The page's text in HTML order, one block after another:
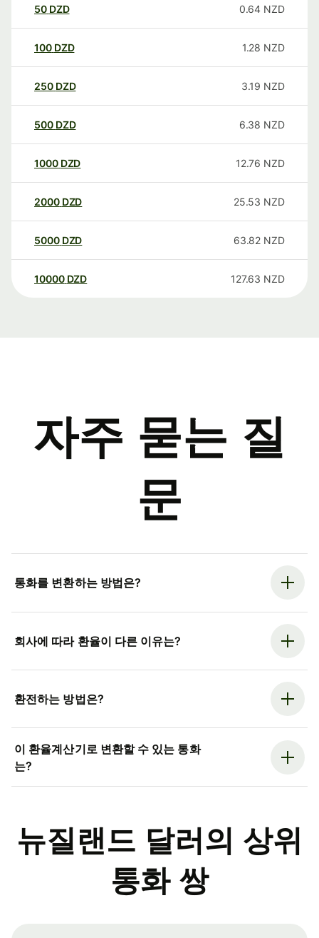
50 DZD 0.64 NZD
100 DZD 1.28 NZD
250 DZD 3.19 NZD
500 DZD 6.38 NZD
1000 DZD 12.76 NZD
2000 DZD 25.53 NZD
5000 DZD 63.82 NZD
10000 DZD 127.63 NZD
자주 묻는 질
문
통화를 변환하는 방법은?
회사에 따라 환율이 다른 이유는?
환전하는 방법은?
이 환율계산기로 변환할 수 있는 통화
는?
뉴질랜드 달러의 상위
통화 쌍